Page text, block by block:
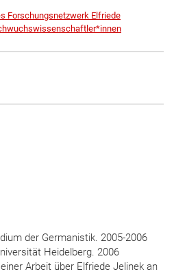
Forschungsnetzwerk Elfriede
der Germanistik. 2005-2006
Heidelberg. 2006
Arbeit über Elfriede Jelinek an